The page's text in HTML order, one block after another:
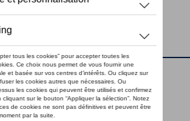
de informatie die u zoekt niet vinden